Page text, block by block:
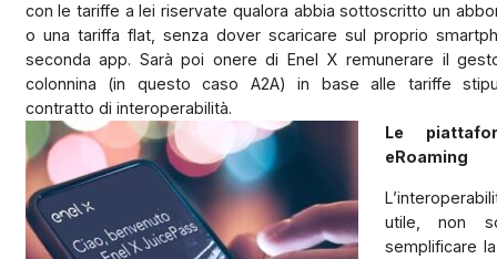
con le tariffe a lei riservate qualora abbia sottoscritto un
o una tariffa flat, senza dover scaricare sul proprio
seconda app. Sarà poi onere di Enel X remunerare il
colonnina (in questo caso A2A) in base alle tariffe
contratto di interoperabilità.
Le
eRoaming
utile, non
semplificare